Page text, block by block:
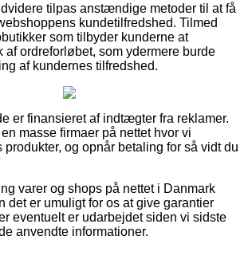
tilpas anstændige metoder til at få
kundetilfredshed. Tilmed
som tilbyder kunderne at
ordreforløbet, som ydermere burde
af kundernes tilfredshed.
er finansieret af indtægter fra reklamer.
masse firmaer på nettet hvor vi
og opnår betaling for så vidt du
varer og shops på nettet i Danmark
det er umuligt for os at give garantier
eventuelt er udarbejdet siden vi sidste
anvendte informationer.